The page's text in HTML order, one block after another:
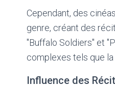
Cependant, des
genre, créant des
"Buffalo Soldiers" et
complexes tels que la
Influence des